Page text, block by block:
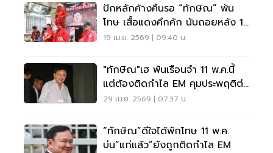
ปักหลักค้างคืนรอ “ทักษิณ” พ้น
โทษ เสื้อแดงคึกคัก นับถอยหลัง 11
พ.ค.
19 เม.ย. 2569 | 09:40 น.
"ทักษิณ"เฮ พ้นเรือนจำ 11 พ.ค.นี้
แต่ต้องติดกำไล EM คุมประพฤติต่อ
4 เดือน
29 เม.ย. 2569 | 07:37 น.
“ทักษิณ”ดีใจได้พักโทษ 11 พ.ค.
บ่น“แก่แล้ว”ยังถูกติดกำไล EM